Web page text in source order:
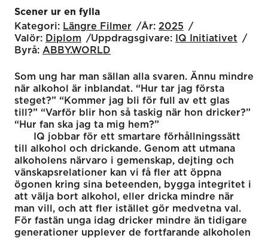
Scener ur en fylla
Kategori: Längre Filmer År: 2025
Valör: Diplom Uppdragsgivare:
IQ Initiativet
Byrå: ABBY.WORLD
Som ung har man sällan alla svaren. Ännu mindre
när alkohol är inblandat. “Hur tar jag första
steget?” “Kommer jag bli för full av ett glas
till?” “Varför blir hon så taskig när hon dricker?”
“Hur fan ska jag ta mig hem?”
IQ jobbar för ett smartare förhållningssätt
till alkohol och drickande. Genom att utmana
alkoholens närvaro i gemenskap, dejting och
vänskapsrelationer kan vi få fler att öppna
ögonen kring sina beteenden, bygga integritet i
att välja bort alkohol, eller dricka mindre när
man vill, och att fler istället gör medvetna val.
För fastän unga idag dricker mindre än tidigare
generationer upplever de fortfarande alkoholen